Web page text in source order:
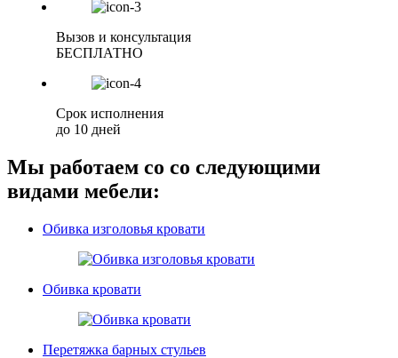
Вызов и консультация
БЕСПЛАТНО
Срок исполнения
до 10 дней
Мы работаем со со следующими
видами мебели:
Обивка изголовья кровати
Обивка кровати
Перетяжка барных стульев